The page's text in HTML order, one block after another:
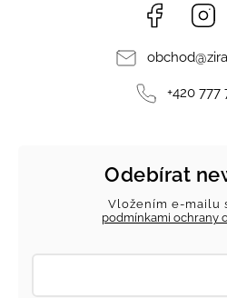
Facebook
obchod@
+420 777
Odebírat
Vložením e-mailu
podmínkami ochrany